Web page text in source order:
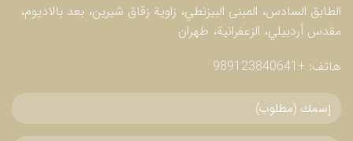
الطابق السادس، المبنى البيزنطي، زاوية زقاق شيرين، بعد بالاديوم،
مقدس أردبيلي، الزعفرانية، طهران
هاتف: +989123840641